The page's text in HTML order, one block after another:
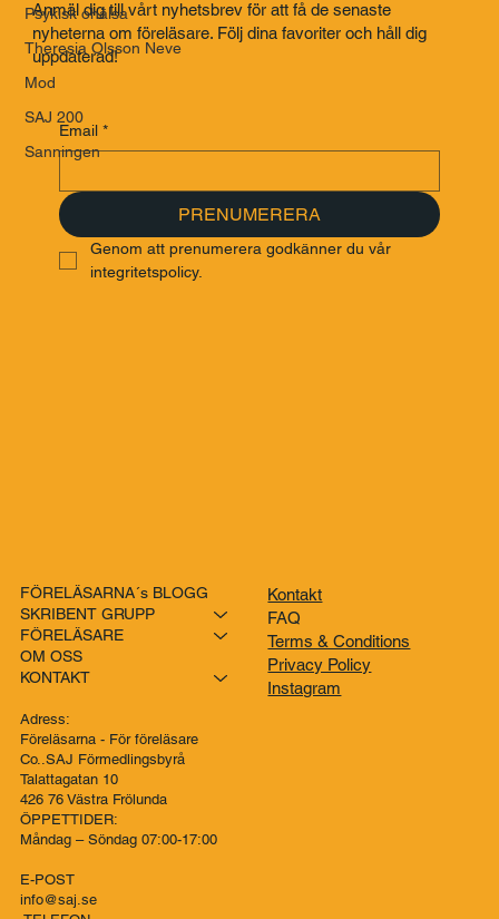
Psykisk ohälsa
Theresia Olsson Neve
Mod
SAJ 200
Sanningen
Anmäl dig till vårt nyhetsbrev för att få de senaste
nyheterna om föreläsare. Följ dina favoriter och håll dig
uppdaterad!
Email *
PRENUMERERA
Genom att prenumerera godkänner du vår
integritetspolicy.
FÖRELÄSARNA´s BLOGG
SKRIBENT GRUPP
FÖRELÄSARE
OM OSS
KONTAKT
Adress:
Föreläsarna - För föreläsare
Co..SAJ Förmedlingsbyrå
Talattagatan 10
426 76 Västra Frölunda
ÖPPETTIDER:
Måndag – Söndag 07:00-17:00
E-POST
info@saj.se
Kontakt
FAQ
Terms & Conditions
Privacy Policy
Instagram